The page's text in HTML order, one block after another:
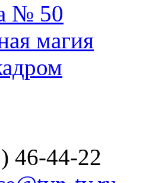
№ 50
магия
46-44-22